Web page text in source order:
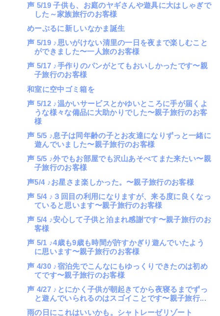
声 5/19 子供も、お庭のヤギさんや遊具に大はしゃぎで
した～家族旅行のお客様
めーぷるに新しいなかま誕生
声 5/19 ♪思いがけない清里の一日を夜まで楽しむこと
ができました〜一人旅のお客様
声 5/17 ♪手作りのパンがとてもおいしかったです〜親
子旅行のお客様
和室に空中ゴミ箱を
声 5/12 ♪温かいサービスとかゆいところに手が届くよ
うな様々な備品に大助かりでした〜親子旅行のお客
様
声 5/5 ♪息子は同年齢の子とお友達になりずっと一緒に
遊んでいました〜親子旅行のお客様
声 5/5 ♪外でもお部屋でも沢山あそべてまた来たい〜親
子旅行のお客様
声5/4 ♪お星さま楽しかった。〜親子旅行のお客様
声 5/4 ♪３回目の利用になりますが、来る度に良くなっ
ていると思います〜親子旅行のお客様
声 5/4 ♪安心して子供と泊まれ感謝です〜親子旅行のお
客様
声 5/1 ♪4歳も9歳も時間が許すかぎり遊んでいたよう
に思います〜親子旅行のお客様
声 4/30 ♪宿泊先でこんなにもゆっくりできたのは初め
てです〜親子旅行のお客様
声 4/27 ♪とにかく子供が朝起きてから夜寝るまでずっ
と遊んでいられるのはスゴイことです〜親子旅行...
雨の日にこれはいいかも。シャトレーゼリゾート